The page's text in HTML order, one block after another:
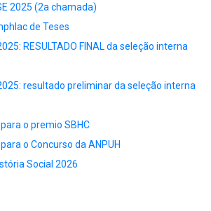
2025 (2a chamada)
de Teses
RESULTADO FINAL da seleção interna
resultado preliminar da seleção interna
o premio SBHC
o Concurso da ANPUH
Social 2026